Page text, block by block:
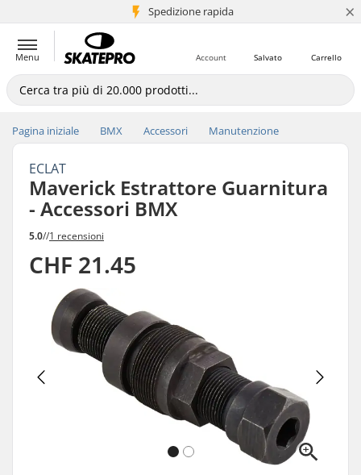
Spedizione rapida
+5 mln di clienti ×
Menu Carrello
Salvato
Account
Pagina iniziale BMX Accessori Manutenzione
ECLAT
Maverick Estrattore Guarnitura
- Accessori BMX
5.0//1 recensioni
CHF 21.45